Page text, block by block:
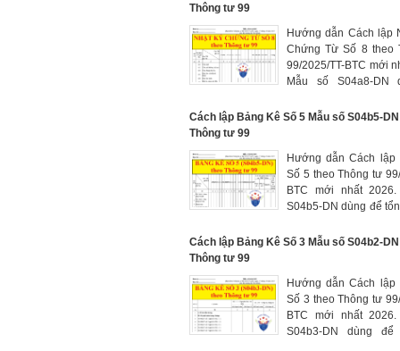
Thông tư 99
Hướng dẫn Cách lập
Chứng Từ Số 8 theo
99/2025/TT-BTC mới
Mẫu số S04a8-DN
TK 155, 156, 157, 158,
Cách lập Bảng Kê Số 5 Mẫu số S04b5-
Thông tư 99
Hướng dẫn Cách lập
Số 5 theo Thông tư
BTC mới nhất
S04b5-DN dùng để
152, 153, 154, 214,
các Tài khoản 641,
Cách lập Bảng Kê Số 3 Mẫu số S04b2-
Thông tư 99
Hướng dẫn Cách lập
Số 3 theo Thông tư
BTC mới nhất
S04b3-DN dùng